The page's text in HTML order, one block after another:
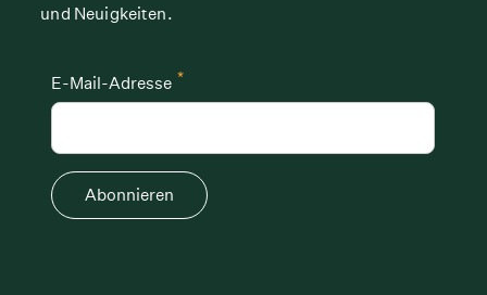
und Neuigkeiten.
*
E-Mail-Adresse
Abonnieren